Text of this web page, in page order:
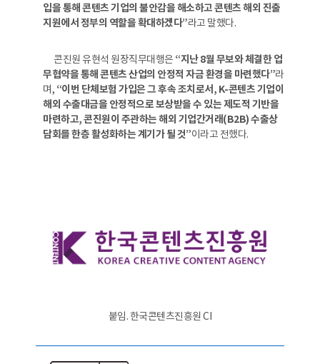
입을 통해 콘텐츠 기업의 불안감을 해소하고 콘텐츠 해외 진출
지원에서 정부의 역할을 확대하겠다”라고 말했다.
콘진원 유현석 원장직무대행은 “지난 8월 무보와 체결한 업
무협약을 통해 콘텐츠 산업의 안정적 자금 환경을 마련했다”라
며, “이번 단체보험 가입은 그 후속 조치로서, K-콘텐츠 기업이
해외 수출대금을 안정적으로 보상받을 수 있는 제도적 기반을
마련하고, 콘진원이 주관하는 해외 기업간거래(B2B) 수출상
담회를 한층 활성화하는 계기가 될 것”이라고 전했다.
붙임. 한국콘텐츠진흥원 CI